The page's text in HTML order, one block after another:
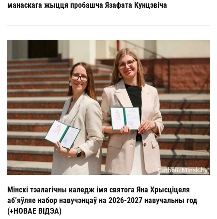
манаскага жыцця пробашча Язафата Кунцэвіча
Мінскі тэалагічны каледж імя святога Яна Хрысціцеля
аб’яўляе набор навучэнцаў на 2026-2027 навучальны год
(+НОВАЕ ВІДЭА)